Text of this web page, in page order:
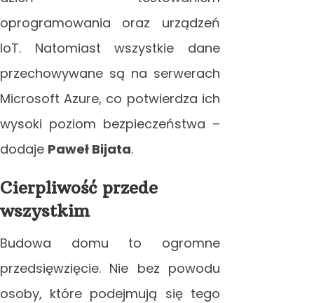
oprogramowania oraz urządzeń
IoT. Natomiast wszystkie dane
przechowywane są na serwerach
Microsoft Azure, co potwierdza ich
wysoki poziom bezpieczeństwa –
dodaje Paweł Bijata.
Cierpliwość przede
wszystkim
Budowa domu to ogromne
przedsięwzięcie. Nie bez powodu
osoby, które podejmują się tego